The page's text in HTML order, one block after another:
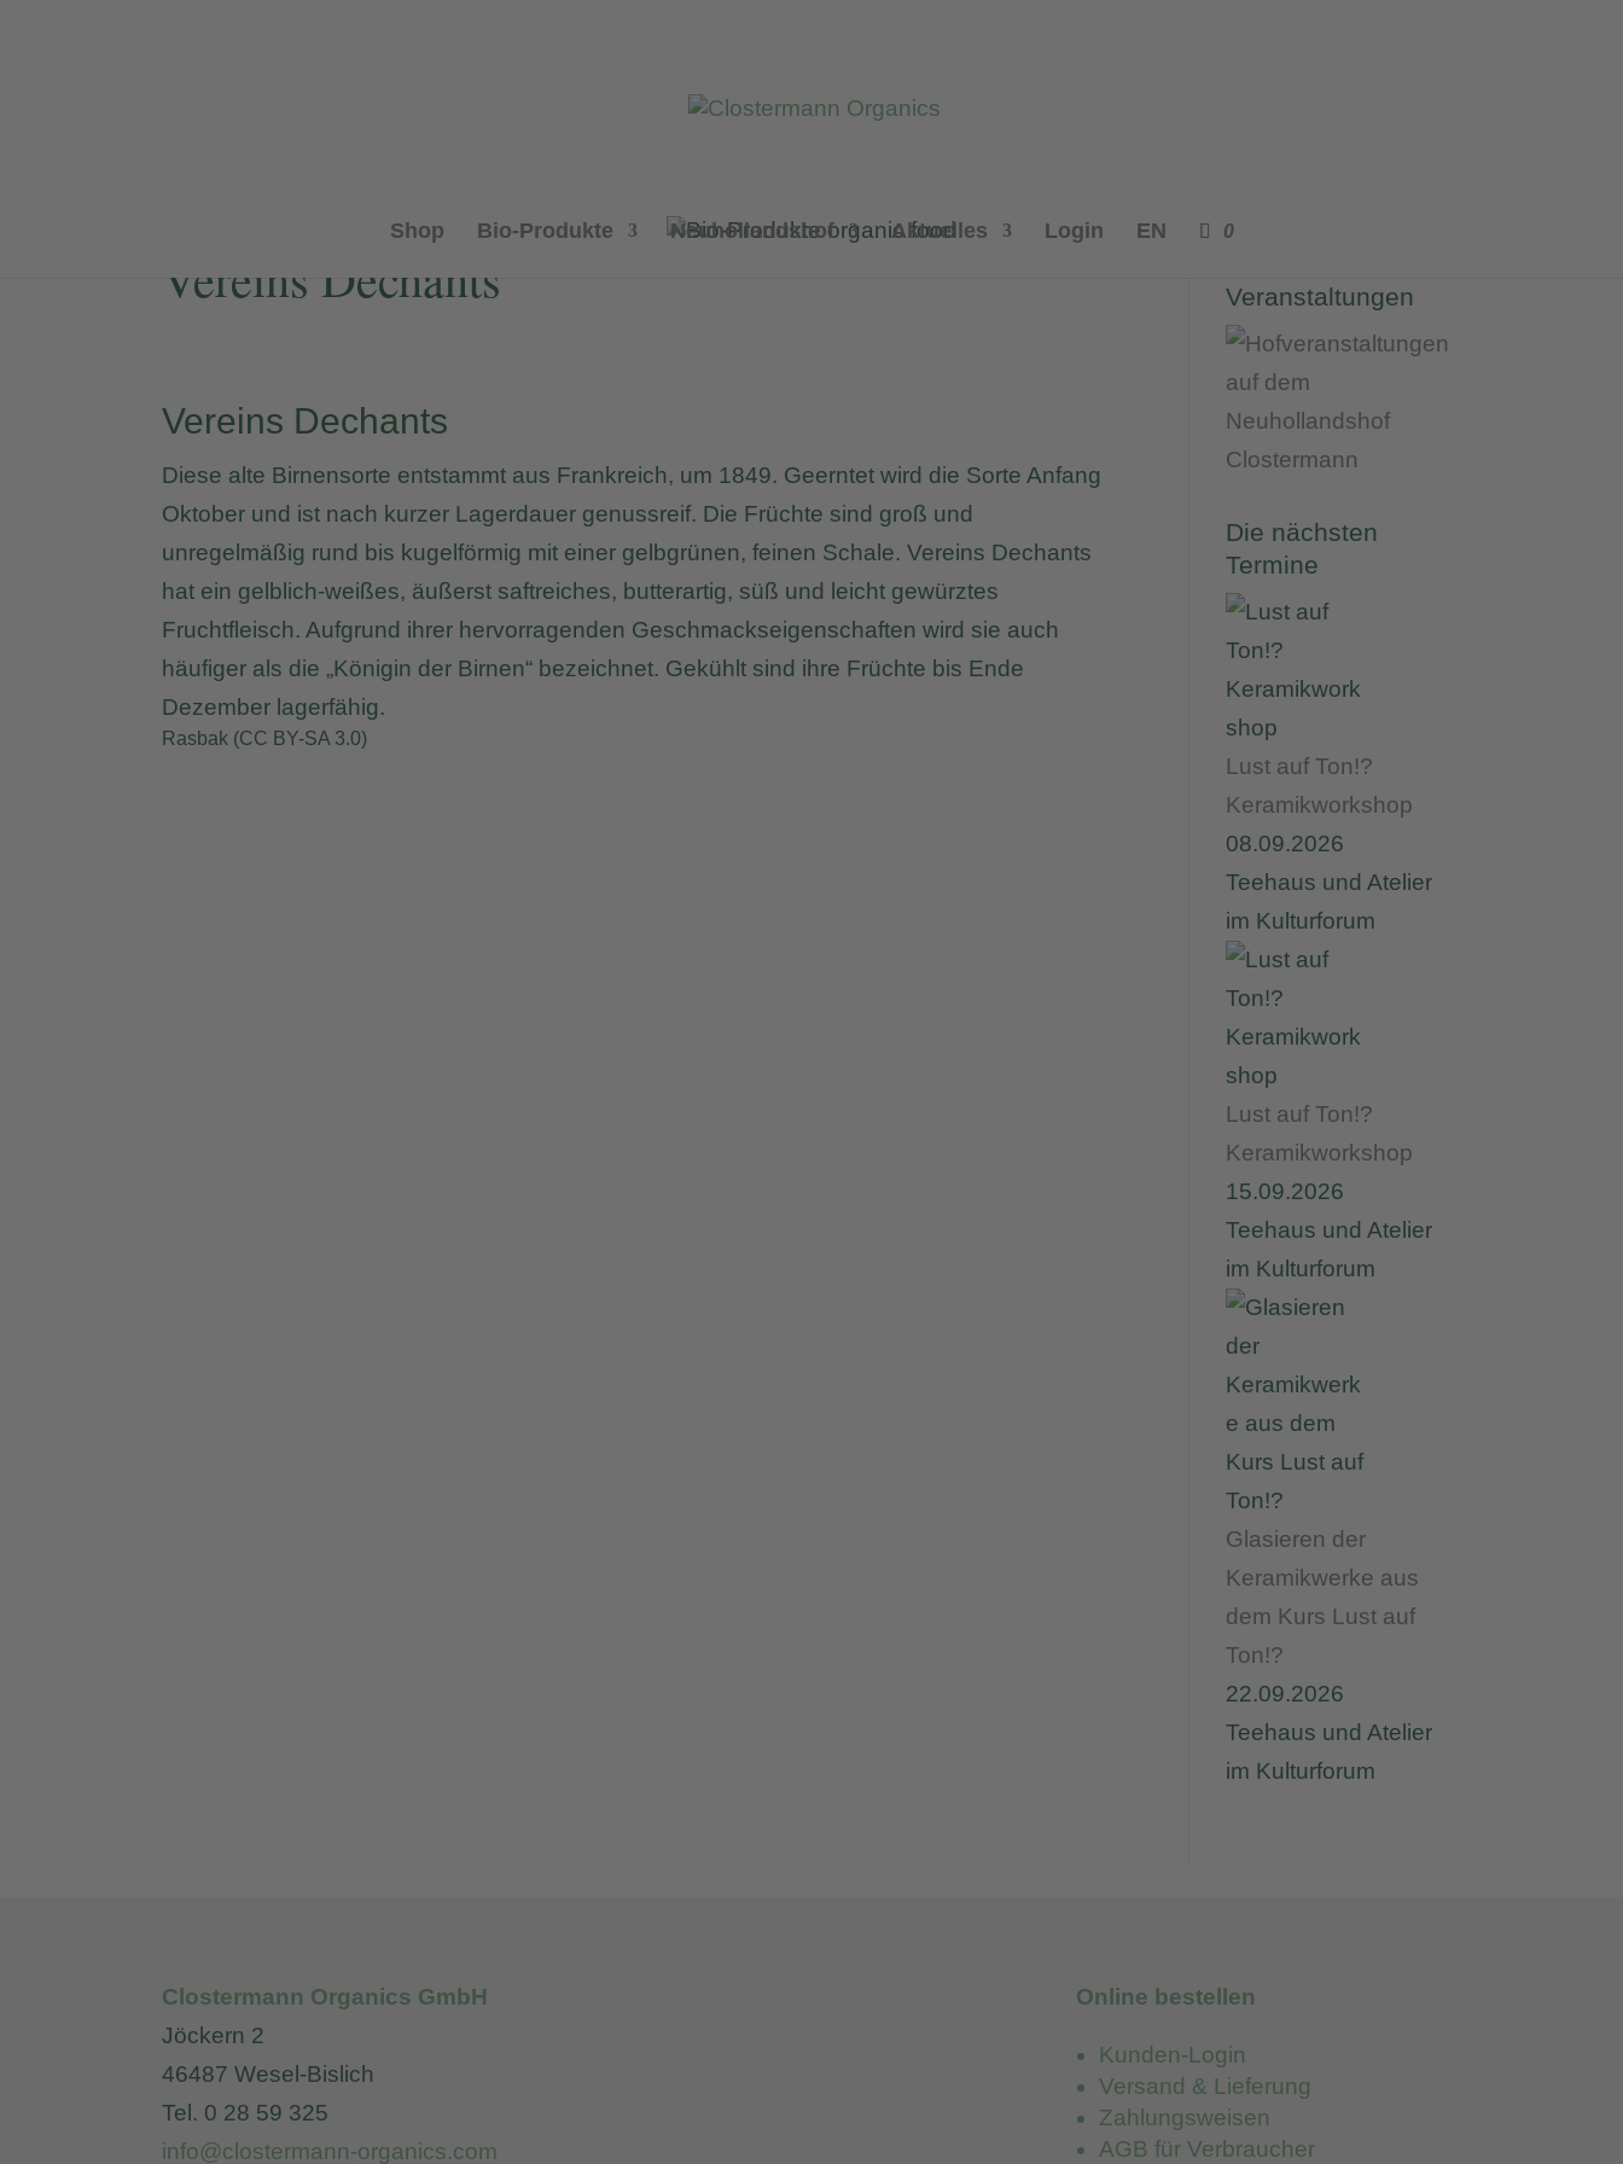
Shop Bio-Produkte Neuhollandshof Aktuelles Login EN 0
Vereins Dechants
Vereins Dechants
Diese alte Birnensorte entstammt aus Frankreich, um 1849. Geerntet wird die Sorte Anfang
Oktober und ist nach kurzer Lagerdauer genussreif. Die Früchte sind groß und
unregelmäßig rund bis kugelförmig mit einer gelbgrünen, feinen Schale. Vereins Dechants
hat ein gelblich-weißes, äußerst saftreiches, butterartig, süß und leicht gewürztes
Fruchtfleisch. Aufgrund ihrer hervorragenden Geschmackseigenschaften wird sie auch
häufiger als die „Königin der Birnen“ bezeichnet. Gekühlt sind ihre Früchte bis Ende
Dezember lagerfähig.
Rasbak (CC BY-SA 3.0)
Veranstaltungen
Die nächsten
Termine
Lust auf Ton!?
Keramikworkshop
08.09.2026
Teehaus und Atelier
im Kulturforum
Lust auf Ton!?
Keramikworkshop
15.09.2026
Teehaus und Atelier
im Kulturforum
Glasieren der
Keramikwerke aus
dem Kurs Lust auf
Ton!?
22.09.2026
Teehaus und Atelier
im Kulturforum
Clostermann Organics GmbH
Jöckern 2
46487 Wesel-Bislich
Tel. 0 28 59 325
info@clostermann-organics.com
Online bestellen
Kunden-Login
Versand & Lieferung
Zahlungsweisen
AGB für Verbraucher